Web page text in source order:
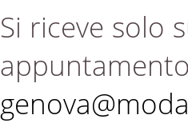
Si riceve solo